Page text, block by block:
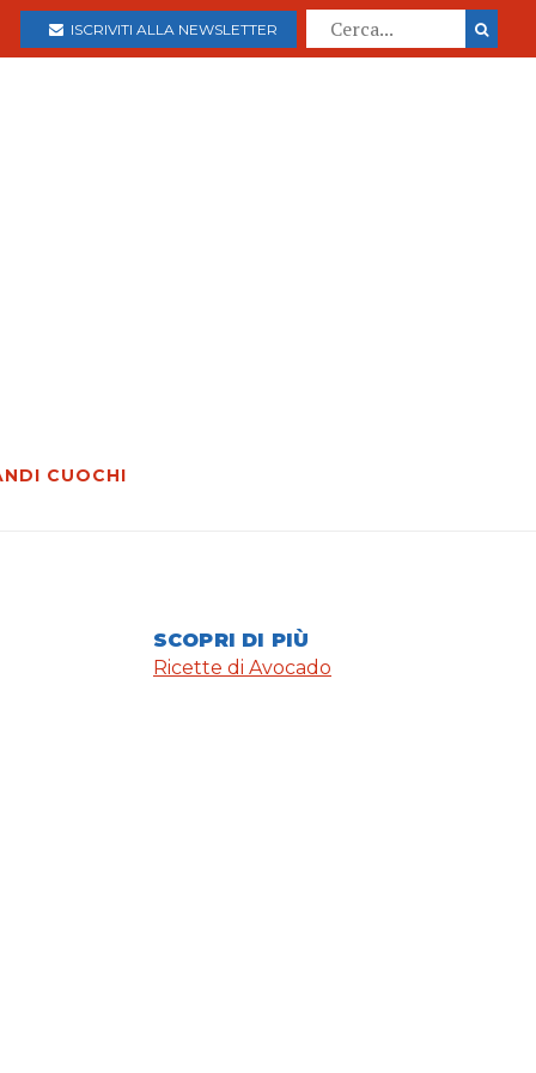
ISCRIVITI ALLA NEWSLETTER
CUOCHI
SCOPRI DI PIÙ
Ricette di Avocado